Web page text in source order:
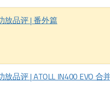
放品评 | 番外篇
放品评 | ATOLL IN400 EVO 合